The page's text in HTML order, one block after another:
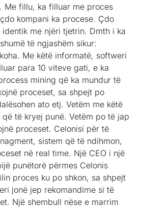
Me fillu, ka filluar me proces
kompani ka procese. Çdo
me njëri tjetrin. Dmth i ka
të ngjashëm sikur:
Me këtë informatë, softweri
para 10 viteve gati, e ka
mining që ka mundur të
proceset, sa shpejt po
ato etj. Vetëm me këtë
të kryej punë. Vetëm po të jap
proceset. Celonisi për të
sistem që të ndihmon,
në real time. Një CEO i një
punëtorë përmes Celonis
proces ku po shkon, sa shpejt
jonë jep rekomandime si të
Një shembull nëse e marrim